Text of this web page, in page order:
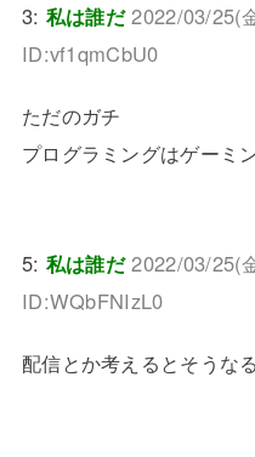
3: 私は誰だ 2022/03/25(
ID:vf1qmCbU0
ただのガチ
プログラミングはゲーミ
5: 私は誰だ 2022/03/25(
ID:WQbFNIzL0
配信とか考えるとそうな